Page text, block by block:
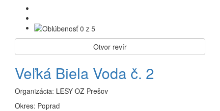
Otvor revír
Veľká Biela Voda č. 2
Organizácia: LESY OZ Prešov
Okres: Poprad